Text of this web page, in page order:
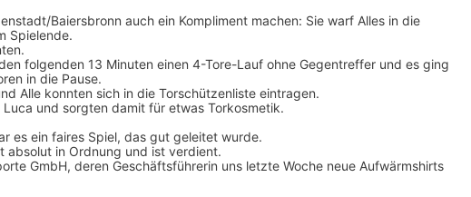
Baiersbronn auch ein Kompliment machen: Sie warf Alles in die
Spielende.
folgenden 13 Minuten einen 4-Tore-Lauf ohne Gegentreffer und es ging
in die Pause.
Alle konnten sich in die Torschützenliste eintragen.
und sorgten damit für etwas Torkosmetik.
es ein faires Spiel, das gut geleitet wurde.
absolut in Ordnung und ist verdient.
GmbH, deren Geschäftsführerin uns letzte Woche neue Aufwärmshirts